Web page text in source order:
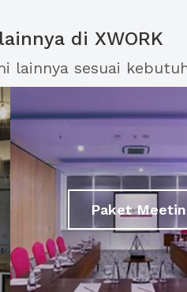
di XWORK
lainnya sesuai
Paket